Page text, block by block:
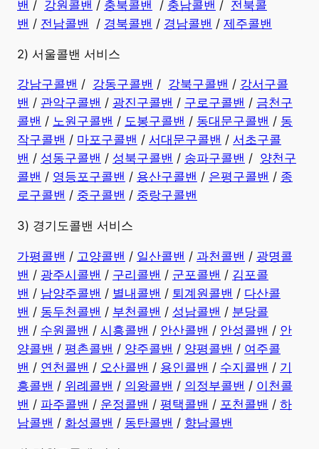
밴 / 강원콜밴 / 충북콜밴 / 충남콜밴 / 전북콜
밴 / 전남콜밴 / 경북콜밴 / 경남콜밴 ​ / 제주콜밴
2) 서울콜밴 서비스
강남구콜밴 / 강동구콜밴 / 강북구콜밴 / 강서구콜
밴 / 관악구콜밴 / 광진구콜밴 / 구로구콜밴 / 금천구
콜밴 / 노원구콜밴 / 도봉구콜밴 / 동대문구콜밴 / 동
작구콜밴 / 마포구콜밴 / 서대문구콜밴 / 서초구콜
밴 / 성동구콜밴 / 성북구콜밴 / 송파구콜밴 / 양천구
콜밴 / 영등포구콜밴 / 용산구콜밴 / 은평구콜밴 / 종
로구콜밴 / 중구콜밴 / 중랑구콜밴
3) 경기도콜밴 서비스
가평콜밴 / 고양콜밴 / 일산콜밴 / 과천콜밴 / 광명콜
밴 / 광주시콜밴 / 구리콜밴 / 군포콜밴 / 김포콜
밴 / 남양주콜밴 / 별내콜밴 / 퇴계원콜밴 / 다산콜
밴 / 동두천콜밴 / 부천콜밴 / 성남콜밴 / 분당콜
밴 / 수원콜밴 / 시흥콜밴 / 안산콜밴 / 안성콜밴 / 안
양콜밴 / 평촌콜밴 / 양주콜밴 / 양평콜밴 / 여주콜
밴 / 연천콜밴 / 오산콜밴 / 용인콜밴 / 수지콜밴 / 기
흥콜밴 / 위례콜밴 / 의왕콜밴 / 의정부콜밴 / 이천콜
밴 / 파주콜밴 / 운정콜밴 / 평택콜밴 / 포천콜밴 / 하
남콜밴 / 화성콜밴 / 동탄콜밴 / 향남콜밴